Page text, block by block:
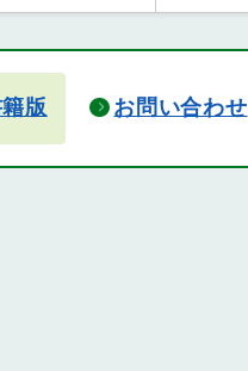
版 お問い合わせ